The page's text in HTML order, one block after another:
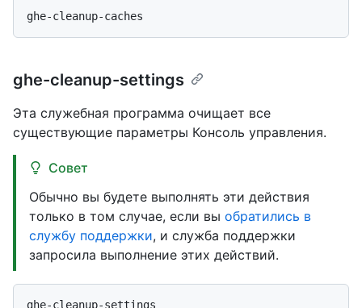
ghe-cleanup-settings
Эта служебная программа очищает все
существующие параметры Консоль управления.
Совет
Обычно вы будете выполнять эти действия
только в том случае, если вы обратились в
службу поддержки, и служба поддержки
запросила выполнение этих действий.